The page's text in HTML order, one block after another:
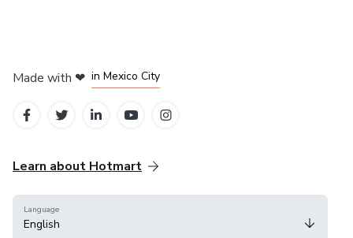
Made with ❤ in Mexico City
Learn about Hotmart
Language
English